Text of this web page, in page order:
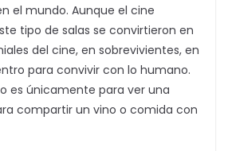
el mundo. Aunque el cine
tipo de salas se convirtieron en
del cine, en sobrevivientes, en
para convivir con lo humano.
es únicamente para ver una
compartir un vino o comida con